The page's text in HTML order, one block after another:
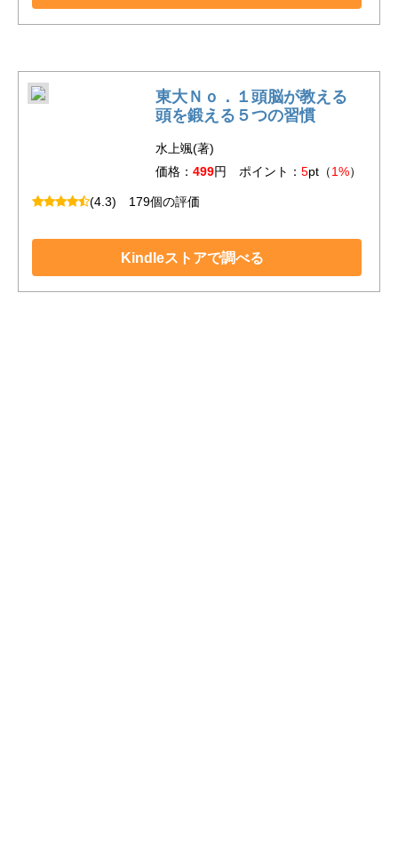
東大Ｎｏ．１頭脳が教える
頭を鍛える５つの習慣
水上颯(著)
価格： 499円 ポイント： 5pt（1%）
(4.3) 179個の評価
Kindleストアで調べる